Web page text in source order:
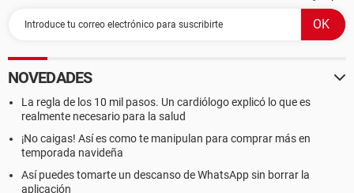
NOVEDADES
La regla de los 10 mil pasos. Un cardiólogo explicó lo que es
realmente necesario para la salud
¡No caigas! Así es como te manipulan para comprar más en
temporada navideña
Así puedes tomarte un descanso de WhatsApp sin borrar la
aplicación